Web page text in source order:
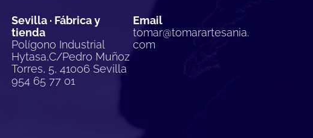
Sevilla · Fábrica y
tienda
Polígono Industrial
Hytasa,C/Pedro Muñoz
Torres, 5, 41006 Sevilla
954 65 77 01
Email
tomar@tomarartesania.
com